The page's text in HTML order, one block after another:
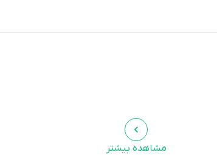
اولیه باکیفیت و طراحی ارگونومیک، تجربه‌ای
مشابه، دارای مزایای زیر است:
مشاهده بیشتر